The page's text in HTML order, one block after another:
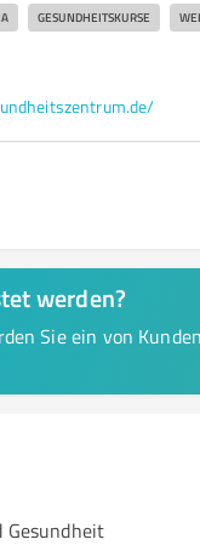
GESUNDHEITSKURSE
werden?
Sie ein von
Gesundheit